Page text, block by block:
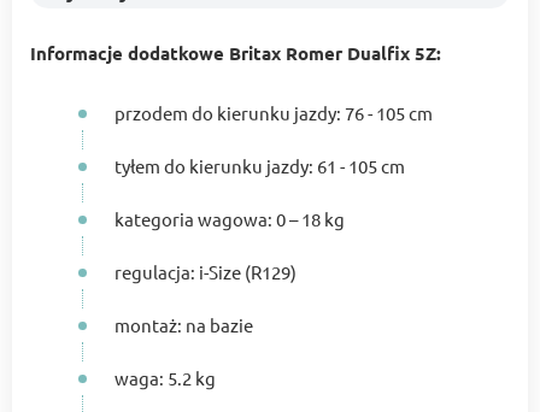
Informacje dodatkowe Britax Romer Dualfix 5Z:
przodem do kierunku jazdy: 76 - 105 cm
tyłem do kierunku jazdy: 61 - 105 cm
kategoria wagowa: 0 – 18 kg
regulacja: i-Size (R129)
montaż: na bazie
waga: 5.2 kg